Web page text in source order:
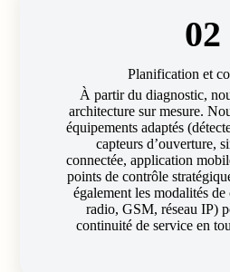
02
Planification et
À partir du diagnostic,
architecture sur mesure.
équipements adaptés
capteurs d’ouverture,
connectée, application
points de contrôle
également les modalités
radio, GSM, réseau IP)
continuité de service en